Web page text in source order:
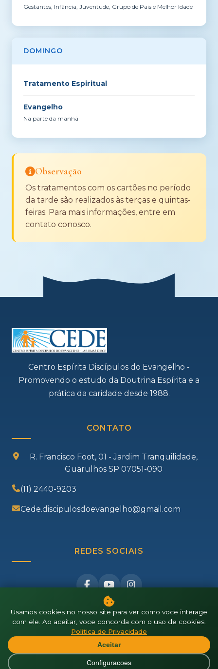
Gestantes, Infância, Juventude, Grupo de Pais e Melhor Idade
DOMINGO
Tratamento Espiritual
Evangelho
Na parte da manhã
Observação
Os tratamentos com os cartões no período
da tarde são realizados às terças e quintas-
feiras. Para mais informações, entre em
contato conosco.
Centro Espírita Discípulos do Evangelho -
Promovendo o estudo da Doutrina Espírita e a
prática da caridade desde 1988.
CONTATO
R. Francisco Foot, 01 - Jardim Tranquilidade,
Guarulhos SP 07051-090
(11) 2440-9203
Cede.discipulosdoevangelho@gmail.com
REDES SOCIAIS
© 2025 CEDE - Centro Espírita Discípulos do Evangelho.
Todos os direitos reservados.
Politica de Privacidade | Configuracoes de Cookies
Usamos cookies no nosso site para ver como voce interage
com ele. Ao aceitar, voce concorda com o uso de cookies.
Politica de Privacidade
Aceitar
Configuracoes